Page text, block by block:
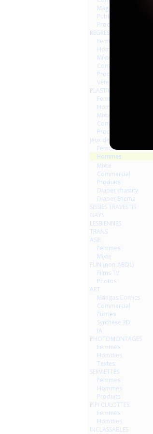
Magazines Livres
Publicités
Produits
REGRESSION AGEPLAYER
Femmes
Hommes
Mixte
Commercial
Produits
Vêtements
PLASTIQUE LATEX
Femmes
Hommes
Mixte
Commercial
Produits
Jeux de contraintes
Femmes
Hommes
Mixte
Commercial
Produits
Diaper chastity
Diaper Enema
SISSIES TRAVESTIS
GAYS
LESBIENNES
TRANS
ASIE
Femmes
Mixte
FUN (non-ABDL)
Films TV
Photos
ART
Mangas Comics
Commercial
Furries
Synthèse 3D
IA
PHOTOMONTAGES
Femmes
Hommes
Textes
SERVIETTES
Femmes
Hommes
Produits
PIPI CULOTTES
Femmes
Hommes
INCLASSABLES